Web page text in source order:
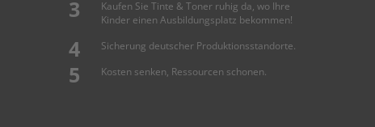
Kaufen Sie Tinte & Toner ruhig da, wo Ihre
Kinder einen Ausbildungsplatz bekommen!
Sicherung deutscher Produktionsstandorte.
Kosten senken, Ressourcen schonen.